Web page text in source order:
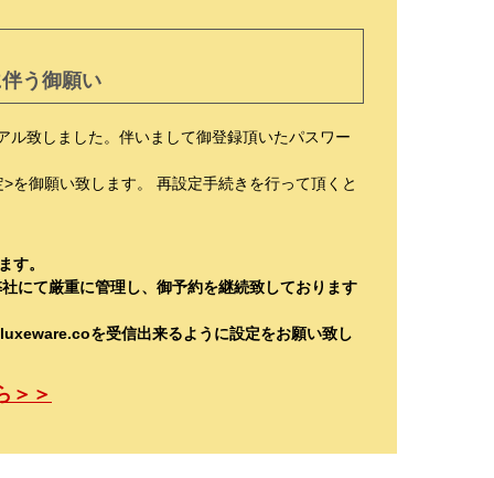
う御願い
致しました。伴いまして御登録頂いたパスワー
御願い致します。 再設定手続きを行って頂くと
す。
にて厳重に管理し、御予約を継続致しております
を受信出来るように設定をお願い致し
＞＞